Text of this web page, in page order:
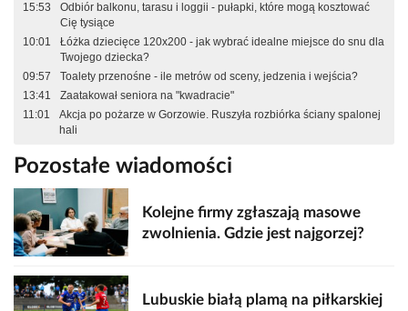
15:53
Odbiór balkonu, tarasu i loggii - pułapki, które mogą kosztować
Cię tysiące
10:01
Łóżka dziecięce 120x200 - jak wybrać idealne miejsce do snu dla
Twojego dziecka?
09:57
Toalety przenośne - ile metrów od sceny, jedzenia i wejścia?
13:41
Zaatakował seniora na "kwadracie"
11:01
Akcja po pożarze w Gorzowie. Ruszyła rozbiórka ściany spalonej
hali
Pozostałe wiadomości
Kolejne firmy zgłaszają masowe
zwolnienia. Gdzie jest najgorzej?
Lubuskie białą plamą na piłkarskiej